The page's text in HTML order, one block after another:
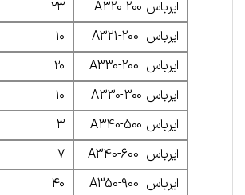
ایرباس A320-200
۲۳
ایرباس A321-200
۱۰
ایرباس A330-200
۲۰
ایرباس A330-300
۱۰
ایرباس A340-500
۳
ایرباس A340-600
۷
ایرباس A350-900
۴۰